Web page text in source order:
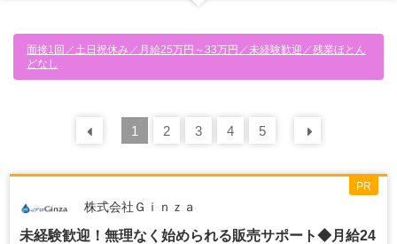
面接1回／土日祝休み／月給25万円～33万円／未経験歓迎／残業ほとん
どなし
前の 30
1 2 3 4 5
株式会社Ｇｉｎｚａ
未経験歓迎！無理なく始められる販売サポート◆月給24
PR